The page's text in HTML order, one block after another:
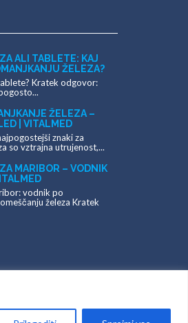
ALI TABLETE: KAJ
ŽELEZA?
Kratek odgovor:
ŽELEZA –
| VITALMED
znaki za
so vztrajna utrujenost,...
MARIBOR – VODNIK
vodnik po
železa Kratek